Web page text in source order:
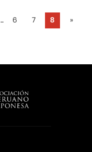
... 6 7 8 »